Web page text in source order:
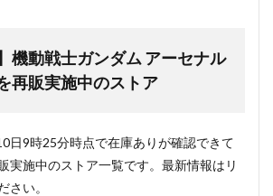
機動戦士ガンダム アーセナル
再販実施中のストア
日9時25分時点で在庫ありが確認できて
実施中のストア一覧です。最新情報はリ
さい。